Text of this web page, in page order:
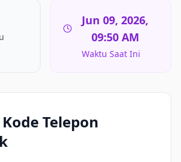
Jun 09, 2026,
09:50 AM
Waktu Saat Ini
Telepon